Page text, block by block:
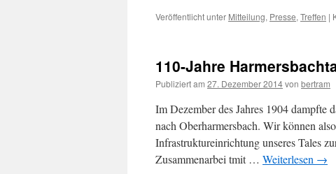
Veröffentlicht unter Mitteilung, Presse, Treffen |
110-Jahre
Publiziert am 27. Dezember 2014von bertram
Im Dezember des Jahres 1904 dampfte
nach Oberharmersbach. Wir können
Infrastruktureinrichtung unseres Tales
Zusammenarbei tmit … Weiterlesen →